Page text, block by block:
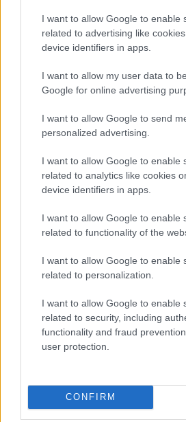
I want to allow Google to enable
related to advertising like
device identifiers in apps.
I want to allow my user data to
Google for online advertising
I want to allow Google to send
personalized advertising.
I want to allow Google to enable
related to analytics like cookies
device identifiers in apps.
I want to allow Google to enable
related to functionality of the
I want to allow Google to enable
related to personalization.
I want to allow Google to enable
related to security, including
functionality and fraud
user protection.
CONFIRM
Publicité: